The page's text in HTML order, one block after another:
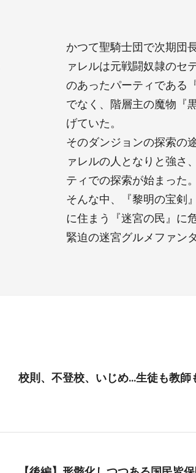
かつて聖騎士団で次期団
ァレルは元戦闘奴隷のセ
のあったパーティである
でなく、階層主の魔物『
げていた。
そのダンジョンの探索の
ァレルの人となりと強さ
ティでの探索が始まった。
そんな中、『黎明の宝剣
に住まう『迷宮の民』に
緊迫の迷宮グルメファン
校則、不登校、いじめ…生徒も教